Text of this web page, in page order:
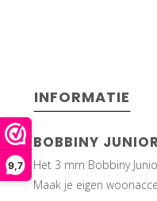
9,7
INFORMATIE
BOBBINY JUNIOR
Het 3 mm Bobbiny
Maak je eigen